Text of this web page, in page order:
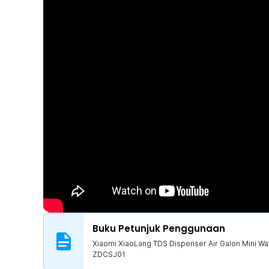
Buku Petunjuk Penggunaan
Xiaomi XiaoLang TDS Dispenser Air Galon Mini
ZDCSJ01